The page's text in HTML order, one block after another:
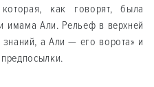
как говорят, была
имама Али. Рельеф в верхней
а Али — его ворота» и